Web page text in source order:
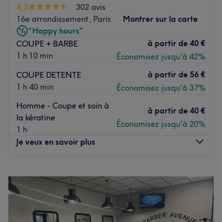
attention particulière portée à l’hygiène et au détail.
Nos formules incluent, selon la prestation choisie, un soin
capillaire ou un soin du visage afin d’apporter un
véritable complément au service. Chaque rendez-vous
dure environ 50 minutes pour garantir un travail soigné et
non expéditif.
Mauvais développe également sa propre gamme de
produits naturels en collaboration avec un laboratoire de
recherche.
Transport public le plus proche
Le salon est installé à 20 secondes à pied du métro Saint-
4,5
302 avis
16e arrondissement, Paris
Montrer sur la carte
"Happy hours"
COUPE + BARBE
1 h 10 min
à partir de 40 €
Économisez jusqu'à 42%
COUPE DETENTE
1 h 40 min
à partir de 56 €
Économisez jusqu'à 37%
Homme - Coupe et soin à
la kératine
1 h
à partir de 40 €
Économisez jusqu'à 20%
Je veux en savoir plus
Mardi
10:00– 20:00
Mercredi
10:00
Jeudi
10:00
Vendredi
10:00 –20:00